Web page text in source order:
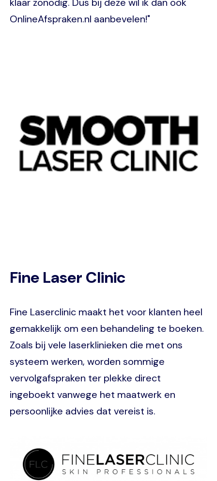
OnlineAfspraken.nl aanbevelen!"
Fine Laser Clinic
Fine Laserclinic maakt het voor klanten heel
gemakkelijk om een behandeling te boeken.
Zoals bij vele laserklinieken die met ons
systeem werken, worden sommige
vervolgafspraken ter plekke direct
ingeboekt vanwege het maatwerk en
persoonlijke advies dat vereist is.